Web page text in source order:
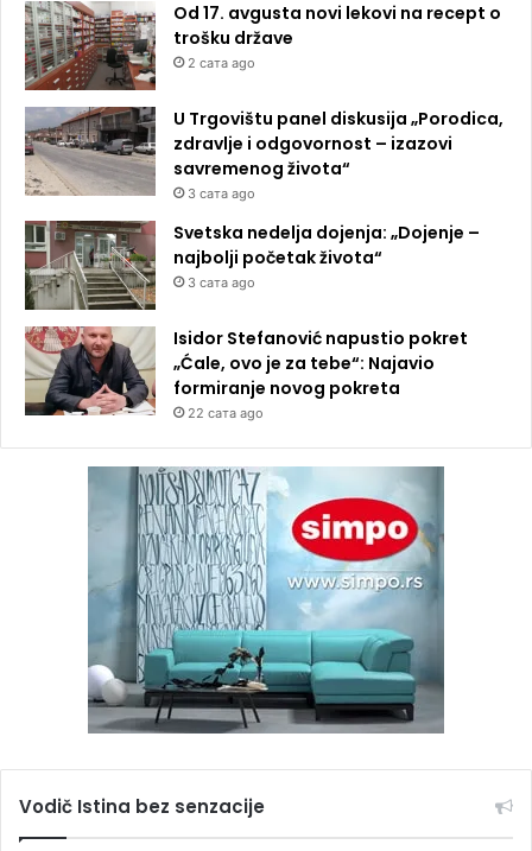
Od 17. avgusta novi lekovi na recept o
trošku države
2 сата ago
U Trgovištu panel diskusija „Porodica,
zdravlje i odgovornost – izazovi
savremenog života“
3 сата ago
Svetska nedelja dojenja: „Dojenje –
najbolji početak života“
3 сата ago
Isidor Stefanović napustio pokret
„Ćale, ovo je za tebe“: Najavio
formiranje novog pokreta
22 сата ago
Vodič Istina bez senzacije